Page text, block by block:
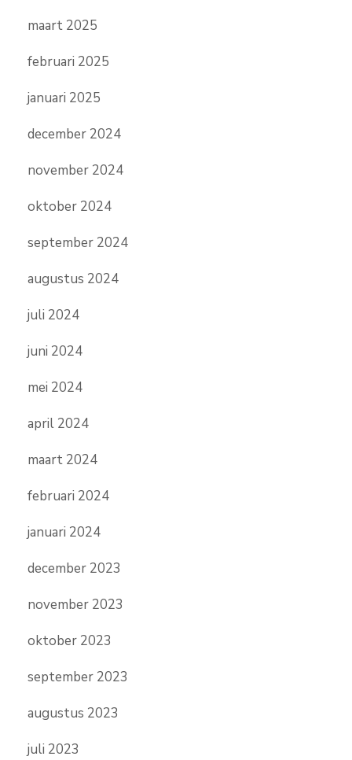
maart 2025
februari 2025
januari 2025
december 2024
november 2024
oktober 2024
september 2024
augustus 2024
juli 2024
juni 2024
mei 2024
april 2024
maart 2024
februari 2024
januari 2024
december 2023
november 2023
oktober 2023
september 2023
augustus 2023
juli 2023